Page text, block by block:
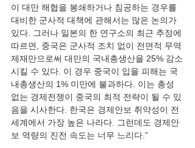
이 대만 해협을 봉쇄하거나 침공하는 경우를
대비한 군사적 대책에 관해서는 많은 논의가
있다. 그러나 일본의 한 연구소의 최근 추정에
따르면, 중국은 군사적 조치 없이 전면적 무역
제재만으로써 대만의 국내총생산을 25% 감소
시킬 수 있다. 이 경우 중국이 입을 피해는 국
내총생산의 1% 미만에 불과하다. 이는 총성
없는 경제전쟁이 중국의 최적 전략이 될 수 있
음을 시사한다. 한국은 경제안보 취약성이 전
세계에서 가장 높은 나라다. 그런데도 경제안
보 역량의 진전 속도는 너무 느리다.”